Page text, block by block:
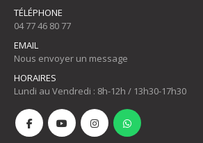
TÉLÉPHONE
04 77 46 80 77
EMAIL
Nous envoyer un message
HORAIRES
Lundi au Vendredi : 8h-12h / 13h30-17h30